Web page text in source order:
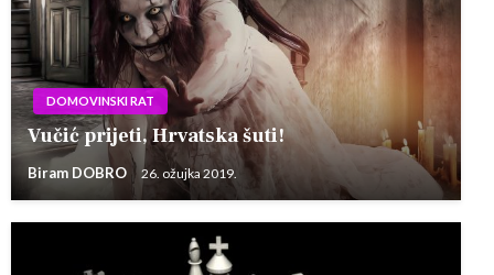
DOMOVINSKI RAT
Vučić prijeti, Hrvatska šuti!
Biram DOBRO 26. ožujka 2019.